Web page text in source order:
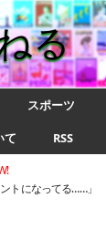
る
スポーツ
て RSS
トになってる……」